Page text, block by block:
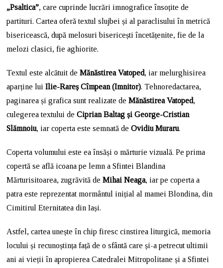
„Psaltica”, care cuprinde lucrări imnografice însoțite de
partituri. Cartea oferă textul slujbei și al paraclisului în metrică
bisericească, după melosuri bisericești încetățenite, fie de la
melozi clasici, fie aghiorite.
Textul este alcătuit deMănăstirea Vatoped, iar melurghisirea
aparține luiIlie-Rareș Cîmpean (Imnitor). Tehnoredactarea,
paginarea și grafica sunt realizate deMănăstirea Vatoped,
culegerea textului deCiprian Baltag și George-Cristian
Slămnoiu, iar coperta este semnată deOvidiu Muraru.
Coperta volumului este ea însăși o mărturie vizuală. Pe prima
copertă se află icoana pe lemn a Sfintei Blandina
Mărturisitoarea, zugrăvită deMihai Neaga, iar pe coperta a
patra este reprezentat mormântul inițial al mamei Blondina, din
Cimitirul Eternitatea din Iași.
Astfel, cartea unește în chip firesc cinstirea liturgică, memoria
locului și recunoștința față de o sfântă care și-a petrecut ultimii
ani ai vieții în apropierea Catedralei Mitropolitane și a Sfintei